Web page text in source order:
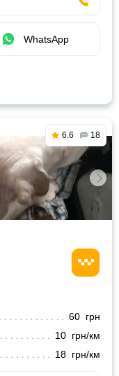
WhatsApp
6.6 18
60 грн
10 грн/км
18 грн/км